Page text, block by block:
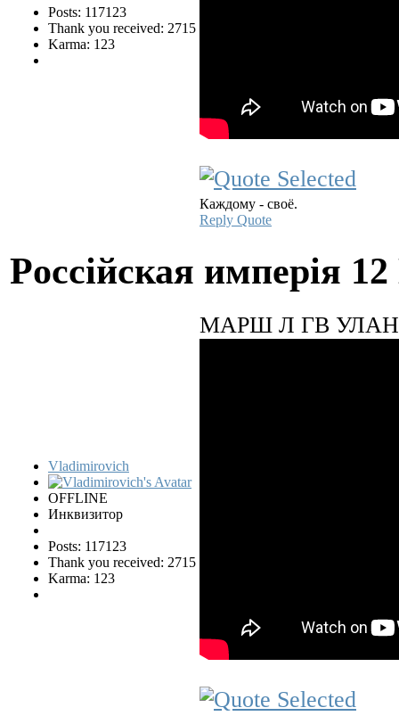
Posts: 117123
Thank you received: 2715
Karma: 123
Каждому - своё.
Reply Quote
Pocciйская имперiя
Vladimirovich
OFFLINE
Инквизитор
Posts: 117123
Thank you received: 2715
Karma: 123
МАРШ Л ГВ